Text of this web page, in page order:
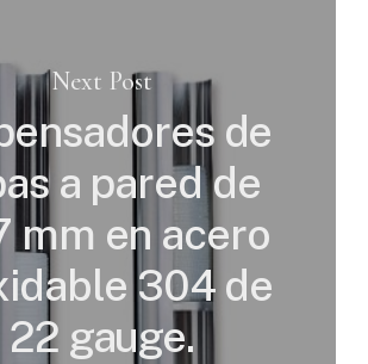
Next Post
de
a pared de
mm en acero
304 de
22 gauge.